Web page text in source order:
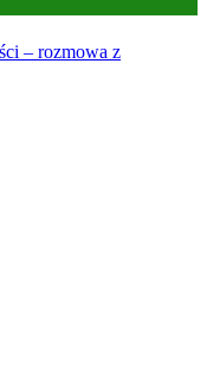
– rozmowa z